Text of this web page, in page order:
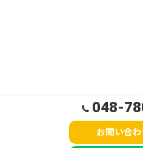
048-
お問い合